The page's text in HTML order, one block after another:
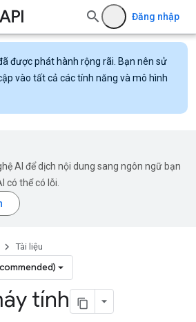
Đăng nhập
được phát hành rộng rãi. Bạn nên sử
vào tất cả các tính năng và mô hình
AI để dịch nội dung sang ngôn ngữ bạn
có thể có lỗi.
Tài liệu
tính